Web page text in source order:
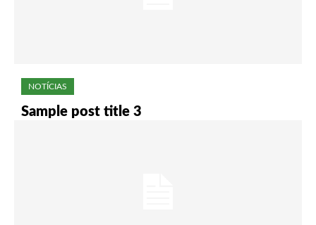
NOTÍCIAS
Sample post title 3